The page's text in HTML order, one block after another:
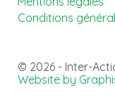
Conditions
© 2026 - Inter-
Website by